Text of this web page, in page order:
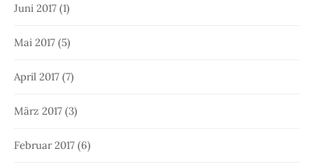
Juni 2017 (1)
Mai 2017 (5)
April 2017 (7)
März 2017 (3)
Februar 2017 (6)